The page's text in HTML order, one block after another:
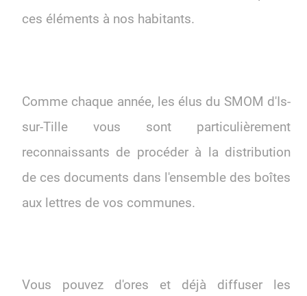
ces éléments à nos habitants.
Comme chaque année, les élus du SMOM d'Is-
sur-Tille vous sont particulièrement
reconnaissants de procéder à la distribution
de ces documents dans l'ensemble des boîtes
aux lettres de vos communes.
Vous pouvez d'ores et déjà diffuser les